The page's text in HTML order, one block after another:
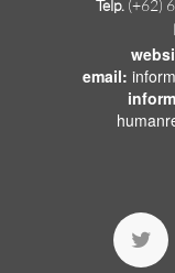
Telp. (+62)
email: